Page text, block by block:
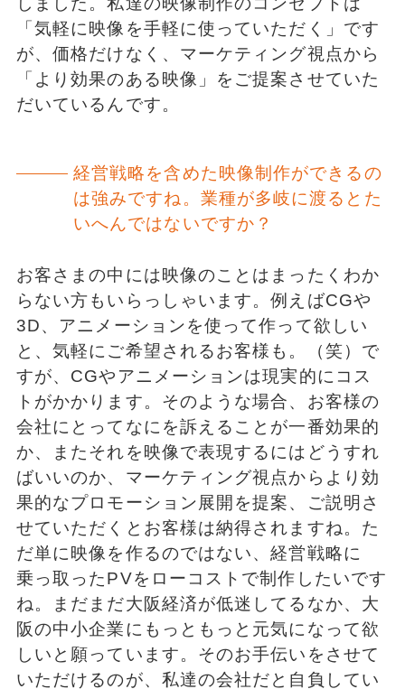
「気軽に映像を手軽に使っていただく」です
が、価格だけなく、マーケティング視点から
「より効果のある映像」をご提案させていた
だいているんです。
経営戦略を含めた映像制作ができるの
は強みですね。業種が多岐に渡るとた
いへんではないですか？
お客さまの中には映像のことはまったくわか
らない方もいらっしゃいます。例えばCGや
3D、アニメーションを使って作って欲しい
と、気軽にご希望されるお客様も。（笑）で
すが、CGやアニメーションは現実的にコス
トがかかります。そのような場合、お客様の
会社にとってなにを訴えることが一番効果的
か、またそれを映像で表現するにはどうすれ
ばいいのか、マーケティング視点からより効
果的なプロモーション展開を提案、ご説明さ
せていただくとお客様は納得されますね。た
だ単に映像を作るのではない、経営戦略に
乗っ取ったPVをローコストで制作したいです
ね。まだまだ大阪経済が低迷してるなか、大
阪の中小企業にもっともっと元気になって欲
しいと願っています。そのお手伝いをさせて
いただけるのが、私達の会社だと自負してい